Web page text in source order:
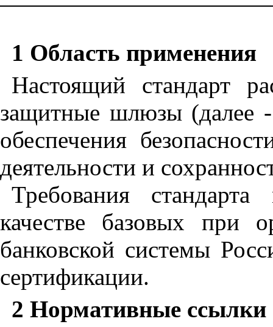
1 Область применения
Настоящий стандарт
защитные шлюзы (далее
обеспечения
деятельности и
Требования
качестве базовых при
банковской системы
сертификации.
2 Нормативные ссылки